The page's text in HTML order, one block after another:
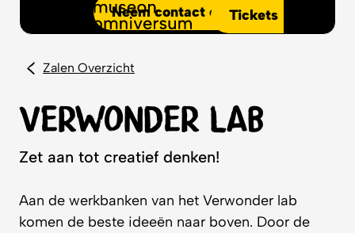
Tickets
Neem contact op
Zalen Overzicht
Verwonder lab
Zet aan tot creatief denken!
Aan de werkbanken van het Verwonder lab
komen de beste ideeën naar boven. Door de